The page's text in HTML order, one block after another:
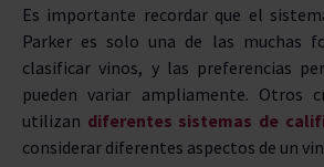
Es importante recordar que el
Parker es solo una de las muchas
clasificar vinos, y las preferencias
pueden variar ampliamente. Otros
utilizan diferentes sistemas de
considerar diferentes aspectos de un